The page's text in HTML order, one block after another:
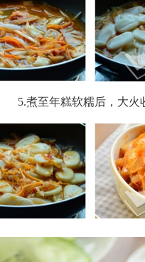
5.煮至年糕软糯后，大火